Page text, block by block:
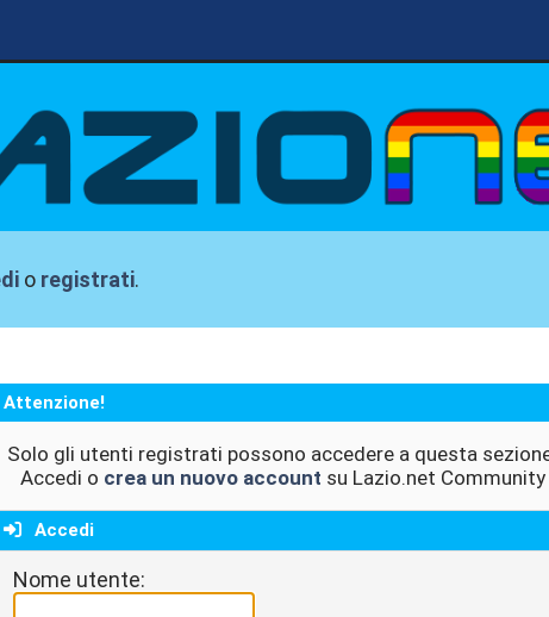
o registrati.
Attenzione!
Solo gli utenti registrati possono accedere a questa
Accedi o crea un nuovo account su Lazio.net Community
Accedi
Nome utente: